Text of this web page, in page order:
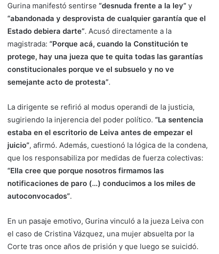
Gurina manifestó sentirse “desnuda frente a la ley” y
“abandonada y desprovista de cualquier garantía que el
Estado debiera darte”. Acusó directamente a la
magistrada: “Porque acá, cuando la Constitución te
protege, hay una jueza que te quita todas las garantías
constitucionales porque ve el subsuelo y no ve
semejante acto de protesta”.
La dirigente se refirió al modus operandi de la justicia,
sugiriendo la injerencia del poder político. “La sentencia
estaba en el escritorio de Leiva antes de empezar el
juicio”, afirmó. Además, cuestionó la lógica de la condena,
que los responsabiliza por medidas de fuerza colectivas:
“Ella cree que porque nosotros firmamos las
notificaciones de paro (…) conducimos a los miles de
autoconvocados”.
En un pasaje emotivo, Gurina vinculó a la jueza Leiva con
el caso de Cristina Vázquez, una mujer absuelta por la
Corte tras once años de prisión y que luego se suicidó.